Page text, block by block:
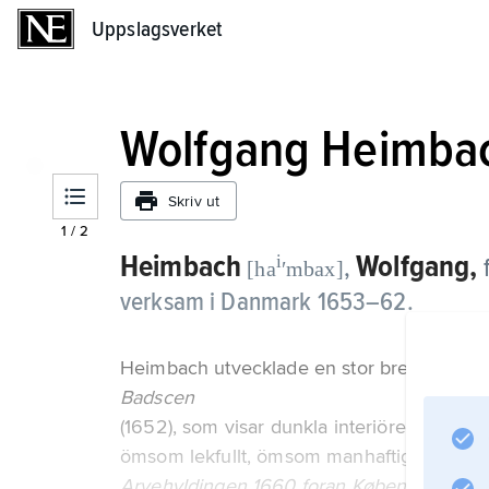
Uppslagsverket
1 /2
Wolfgang
Skriv ut
Heimbach [haiʹmbax],Wolfgang,
verksam i Danmark 1653–62.
Heimbach utvecklade en stor bredd i sitt
Badscen
(1652), som visar dunkla interiörer där
ömsom lekfullt, ömsom manhaftigt.